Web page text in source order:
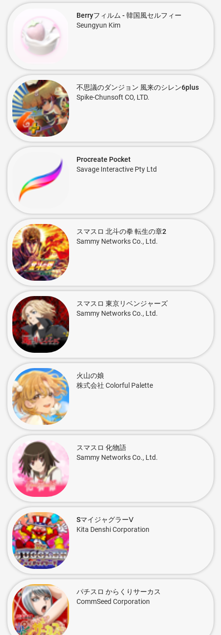
Berryフィルム - 韓国風セルフィー
Seungyun Kim
不思議のダンジョン 風来のシレン6plus
Spike-Chunsoft CO, LTD.
Procreate Pocket
Savage Interactive Pty Ltd
スマスロ 北斗の拳 転生の章2
Sammy Networks Co., Ltd.
スマスロ 東京リベンジャーズ
Sammy Networks Co., Ltd.
火山の娘
株式会社 Colorful Palette
スマスロ 化物語
Sammy Networks Co., Ltd.
SマイジャグラーⅤ
Kita Denshi Corporation
パチスロ からくりサーカス
CommSeed Corporation